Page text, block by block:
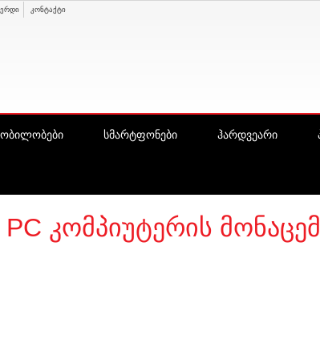
კონტაქტი
სმარტფონები ჰარდვეარი
კომპიუტერის